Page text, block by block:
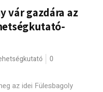
vár gazdára az
0
az idei Fülesbagoly